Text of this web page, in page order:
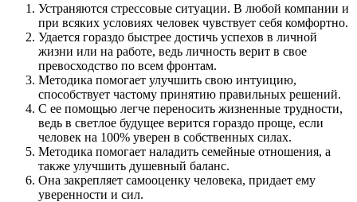
Устраняются стрессовые ситуации. В любой компании и
при всяких условиях человек чувствует себя комфортно.
Удается гораздо быстрее достичь успехов в личной
жизни или на работе, ведь личность верит в свое
превосходство по всем фронтам.
Методика помогает улучшить свою интуицию,
способствует частому принятию правильных решений.
С ее помощью легче переносить жизненные трудности,
ведь в светлое будущее верится гораздо проще, если
человек на 100% уверен в собственных силах.
Методика помогает наладить семейные отношения, а
также улучшить душевный баланс.
Она закрепляет самооценку человека, придает ему
уверенности и сил.